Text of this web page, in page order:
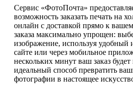
Сервис «ФотоПочта»
возможность заказать печать на
онлайн с доставкой прямо к
заказа максимально упрощен:
изображение, используя удобный
сайте или через мобильное
нескольких минут ваш заказ
идеальный способ превратить
фотографии в настоящее